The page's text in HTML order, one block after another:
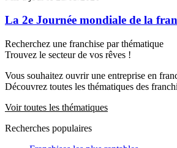
La 2e Journée mondiale de la
Recherchez une franchise par thématique
Trouvez le secteur de vos rêves !
Vous souhaitez ouvrir une entreprise en
Découvrez toutes les thématiques des
Voir toutes les thématiques
Recherches populaires